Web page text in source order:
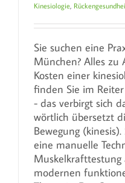
Kinesiologie
Sie suchen eine
München? Alles zu
Kosten einer
finden Sie im
- das verbirgt sich
wörtlich übersetzt
Bewegung
eine manuelle
modernen